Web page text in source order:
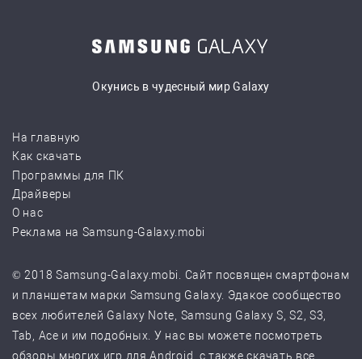
Окунись в чудесный мир Galaxy
На главную
Как скачать
Программы для ПК
Драйверы
О нас
Реклама на Samsung-Galaxy.mobi
© 2018 Samsung-Galaxy.mobi. Сайт посвящен смартфонам
и планшетам марки Samsung Galaxy. Эдакое сообщество
всех любителей Galaxy Note, Samsung Galaxy S, S2, S3,
Tab, Ace и им подобных. У нас вы можете посмотреть
обзоры многих игр для Android, с также скачать все